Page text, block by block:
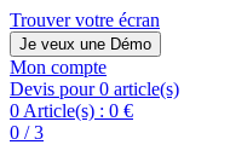
Trouver votre écran
Je veux une Démo
Mon compte
Devis pour 0 article(s)
0 Article(s) : 0 €
0 / 3